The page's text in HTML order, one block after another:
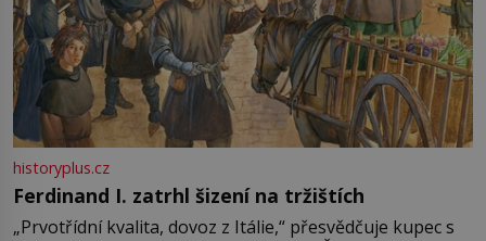
historyplus.cz
Ferdinand I. zatrhl šizení na tržištích
„Prvotřídní kvalita, dovoz z Itálie,“ přesvědčuje kupec s